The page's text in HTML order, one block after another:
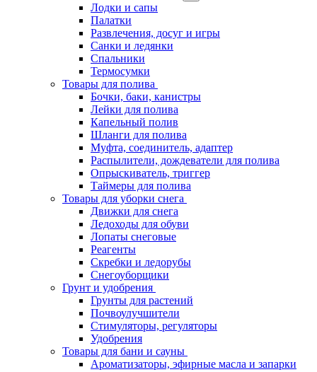
Лодки и сапы
Палатки
Развлечения, досуг и игры
Санки и ледянки
Спальники
Термосумки
Товары для полива
Бочки, баки, канистры
Лейки для полива
Капельный полив
Шланги для полива
Муфта, соединитель, адаптер
Распылители, дождеватели для полива
Опрыскиватель, триггер
Таймеры для полива
Товары для уборки снега
Движки для снега
Ледоходы для обуви
Лопаты снеговые
Реагенты
Скребки и ледорубы
Снегоуборщики
Грунт и удобрения
Грунты для растений
Почвоулучшители
Стимуляторы, регуляторы
Удобрения
Товары для бани и сауны
Ароматизаторы, эфирные масла и запарки